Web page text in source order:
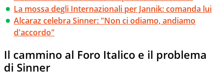
La mossa degli Internazionali per Jannik: comanda lui
Alcaraz celebra Sinner: "Non ci odiamo, andiamo
d'accordo"
Il cammino al Foro Italico e il problema
di Sinner